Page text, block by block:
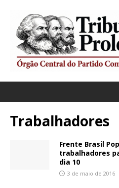
Trabalhadores
Frente Brasil
trabalhadores
dia 10
3 de maio de 2016